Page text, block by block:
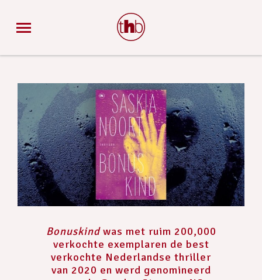
Bonuskindwas met ruim 200,000
verkochte exemplaren de best
verkochte Nederlandse thriller
van 2020 en werd genomineerd